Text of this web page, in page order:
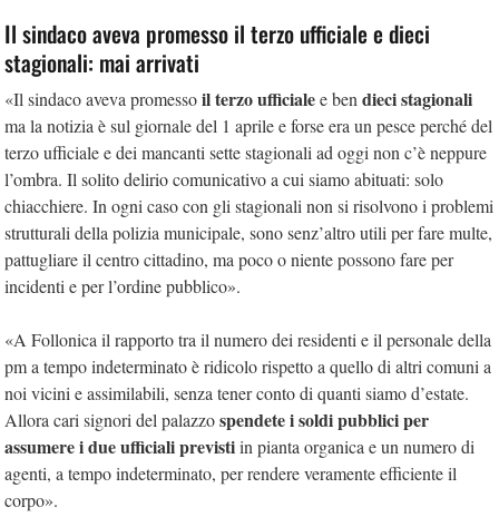
Il sindaco aveva promesso il terzo ufficiale e dieci
stagionali: mai arrivati
«Il sindaco aveva promessoil terzo ufficialee ben dieci stagionali
ma la notizia è sul giornale del 1 aprile e forse era un pesce perché del
terzo ufficiale e dei mancanti sette stagionali ad oggi non c’è neppure
l’ombra. Il solito delirio comunicativo a cui siamo abituati: solo
chiacchiere. In ogni caso con gli stagionali non si risolvono i problemi
strutturali della polizia municipale, sono senz’altro utili per fare multe,
pattugliare il centro cittadino, ma poco o niente possono fare per
incidenti e per l’ordine pubblico».
«A Follonica il rapporto tra il numero dei residenti e il personale della
pm a tempo indeterminato è ridicolo rispetto a quello di altri comuni a
noi vicini e assimilabili, senza tener conto di quanti siamo d’estate.
Allora cari signori del palazzospendete i soldi pubblici per
assumere i due ufficiali previstiin pianta organica e un numero di
agenti, a tempo indeterminato, per rendere veramente efficiente il
corpo».